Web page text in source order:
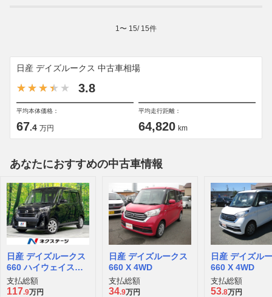
1〜 15/ 15件
日産 デイズルークス 中古車相場
3.8
平均本体価格：
67.4 万円
平均走行距離：
64,820 km
あなたにおすすめの中古車情報
日産 デイズルークス
660 ハイウェイスタ
ー Xターボ 4WD
支払総額
117.9万円
日産 デイズルークス
660 X 4WD
支払総額
34.9万円
日産 デイズル
660 X 4WD
支払総額
53.8万円